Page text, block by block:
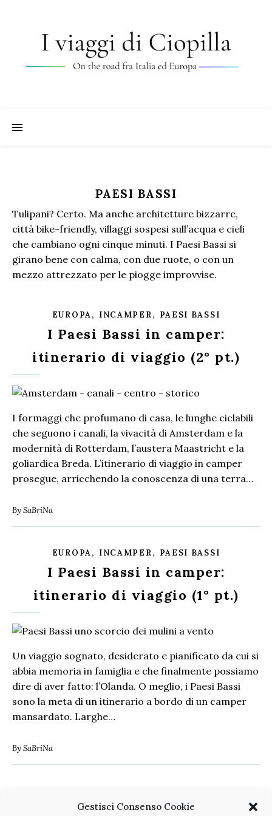
Gestisci Consenso Cookie
PAESI BASSI
Tulipani? Certo. Ma anche architetture bizzarre,
città bike-friendly, villaggi sospesi sull’acqua e cieli
che cambiano ogni cinque minuti. I Paesi Bassi si
girano bene con calma, con due ruote, o con un
mezzo attrezzato per le piogge improvvise.
EUROPA, INCAMPER, PAESI BASSI
I Paesi Bassi in camper:
itinerario di viaggio (2° pt.)
I formaggi che profumano di casa, le lunghe ciclabili
che seguono i canali, la vivacità di Amsterdam e la
modernità di Rotterdam, l’austera Maastricht e la
goliardica Breda. L’itinerario di viaggio in camper
prosegue, arricchendo la conoscenza di una terra…
By SaBriNa
EUROPA, INCAMPER, PAESI BASSI
I Paesi Bassi in camper:
itinerario di viaggio (1° pt.)
Un viaggio sognato, desiderato e pianificato da cui si
abbia memoria in famiglia e che finalmente possiamo
dire di aver fatto: l’Olanda. O meglio, i Paesi Bassi
sono la meta di un itinerario a bordo di un camper
mansardato. Larghe…
By SaBriNa